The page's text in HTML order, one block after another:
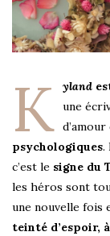
K yland
une
psychologiques.
c’est le signe du
les héros sont
une nouvelle fois
teinté d’espoir,